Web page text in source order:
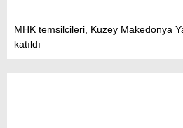
MHK temsilcileri, Kuzey Makedonya
katıldı